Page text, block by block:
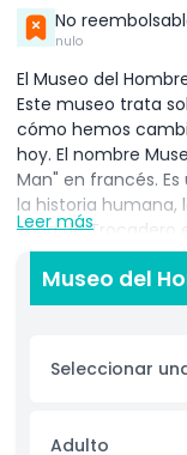
No
nulo
El Museo del
Este museo trata
cómo hemos
hoy. El nombre
Man" en francés.
la historia humana,
zona de Trocadero
dentro de un gran
de la Torre Eiffel.
explorar cómo los
reales,
También hay
humanos. El
Leer más
Museo del
Seleccionar
Adulto